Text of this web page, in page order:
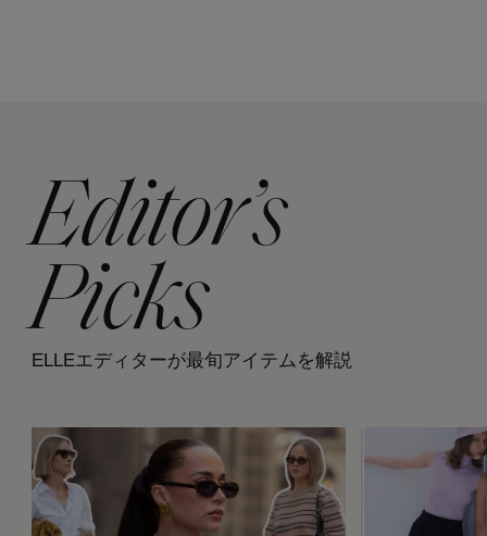
Editor’s
Picks
ELLEエディターが最旬アイテムを解説